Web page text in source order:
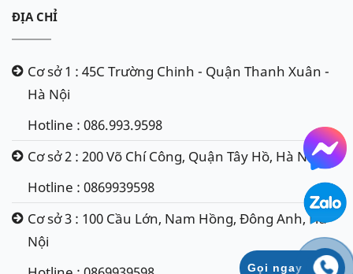
ĐỊA CHỈ
Cơ sở 1 : 45C Trường Chinh - Quận Thanh Xuân -
Hà Nội
Hotline : 086.993.9598
Cơ sở 2 : 200 Võ Chí Công, Quận Tây Hồ, Hà Nội
Hotline : 0869939598
Cơ sở 3 : 100 Cầu Lớn, Nam Hồng, Đông Anh, Hà
Nội
Gọi ngay